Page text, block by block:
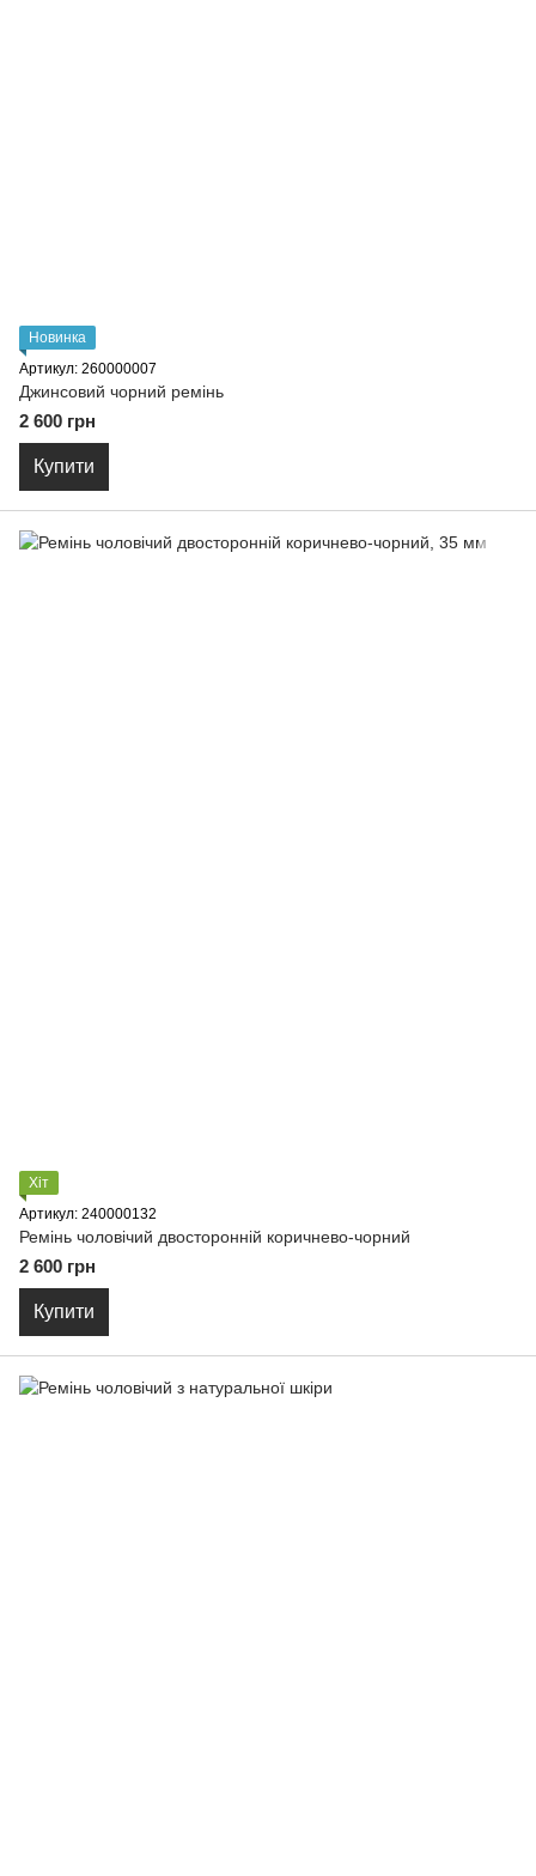
Новинка
Артикул: 260000007
Джинсовий чорний ремінь
2 600 грн
Купити
Хіт
Артикул: 240000132
Ремінь чоловічий двосторонній коричнево-чорний
2 600 грн
Купити